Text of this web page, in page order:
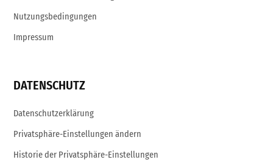
Nutzungsbedingungen
Impressum
DATENSCHUTZ
Datenschutzerklärung
Privatsphäre-Einstellungen ändern
Historie der Privatsphäre-Einstellungen